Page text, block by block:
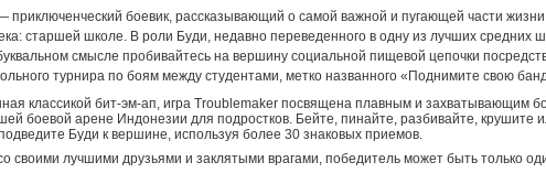
приключенческий боевик, рассказывающий о самой важной и пугающей части жизни
старшей школе. В роли Буди, недавно переведенного в одну из лучших средних
смысле пробивайтесь на вершину социальной пищевой цепочки
турнира по боям между студентами, метко названного «Поднимите свою
классикой бит-эм-ап, игра Troublemaker посвящена плавным и захватывающим
боевой арене Индонезии для подростков. Бейте, пинайте, разбивайте, крушите
Буди к вершине, используя более 30 знаковых приемов.
своими лучшими друзьями и заклятыми врагами, победитель может быть только